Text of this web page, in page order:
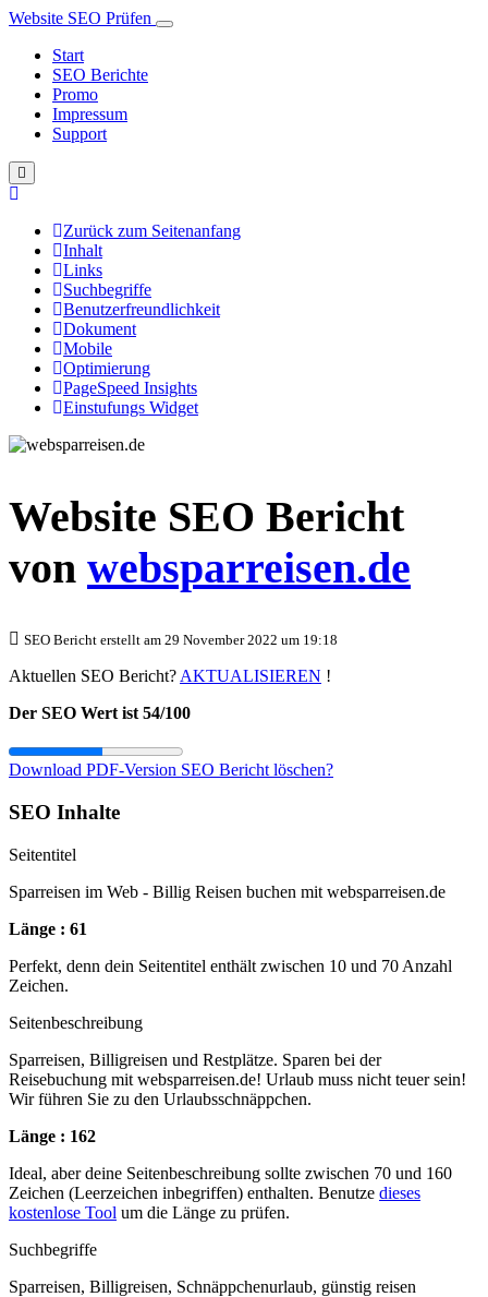
Website SEO Prüfen
Start
SEO Berichte
Promo
Impressum
Support
Zurück zum Seitenanfang
Inhalt
Links
Suchbegriffe
Benutzerfreundlichkeit
Dokument
Mobile
Optimierung
PageSpeed Insights
Einstufungs Widget
Website SEO Bericht
von websparreisen.de
SEO Bericht erstellt am 29 November 2022 um 19:18
Aktuellen SEO Bericht? AKTUALISIEREN !
Der SEO Wert ist 54/100
Download PDF-Version SEO Bericht löschen?
SEO Inhalte
Seitentitel
Sparreisen im Web - Billig Reisen buchen mit websparreisen.de
Länge : 61
Perfekt, denn dein Seitentitel enthält zwischen 10 und 70 Anzahl
Zeichen.
Seitenbeschreibung
Sparreisen, Billigreisen und Restplätze. Sparen bei der
Reisebuchung mit websparreisen.de! Urlaub muss nicht teuer sein!
Wir führen Sie zu den Urlaubsschnäppchen.
Länge : 162
Ideal, aber deine Seitenbeschreibung sollte zwischen 70 und 160
Zeichen (Leerzeichen inbegriffen) enthalten. Benutze dieses
kostenlose Tool um die Länge zu prüfen.
Suchbegriffe
Sparreisen, Billigreisen, Schnäppchenurlaub, günstig reisen